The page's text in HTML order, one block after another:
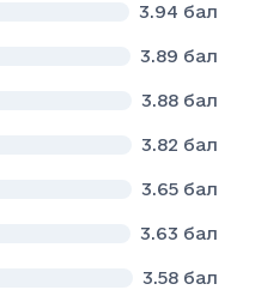
3.94 бал
3.89 бал
3.88 бал
3.82 бал
3.65 бал
3.63 бал
3.58 бал